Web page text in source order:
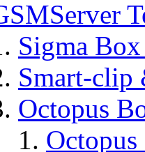
Sigma
Smart-clip
Octopus
Octopus